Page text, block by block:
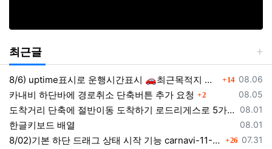
최근글
등록일
08.06
8/6) uptime표시로 운행시간표시 🚗최근목적지 바로가기 및 ⛔이전화면이동과 260806 댓글
14
등록일
08.05
카내비 하단바에 경로취소 단축버튼 추가 요청 댓글
2
등록일
08.01
도착거리 단축에 절반이동 도착하기 로드리게스로 5가지를 한 번에 배우세요
등록일
08.01
한글키보드 배열
등록일
07.31
8/02)기본 하단 드래그 상태 시작 기능 carnavi-11-6-0-3944_cargps_260802.apk 댓글
26